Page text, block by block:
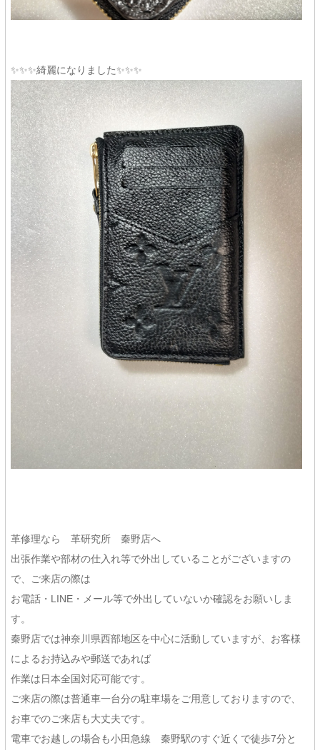
✨✨✨綺麗になりました✨✨✨
革修理なら 革研究所 秦野店へ
出張作業や部材の仕入れ等で外出していることがございますの
で、ご来店の際は
お電話・LINE・メール等で外出していないか確認をお願いしま
す。
秦野店では神奈川県西部地区を中心に活動していますが、お客様
によるお持込みや郵送であれば
作業は日本全国対応可能です。
ご来店の際は普通車一台分の駐車場をご用意しておりますので、
お車でのご来店も大丈夫です。
電車でお越しの場合も小田急線 秦野駅のすぐ近くで徒歩7分と